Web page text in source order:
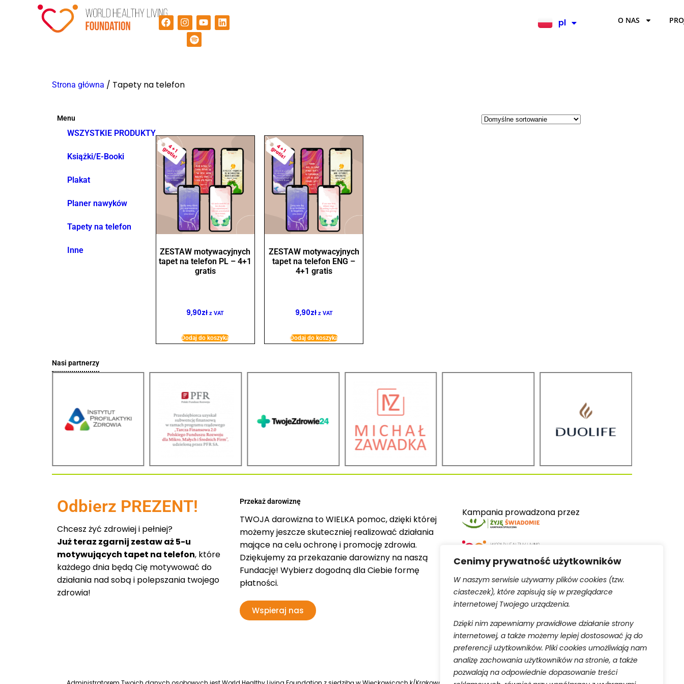
Cenimy prywatność użytkowników
W naszym serwisie używamy plików cookies (tzw.
ciasteczek), które zapisują się w przeglądarce
internetowej Twojego urządzenia.
Dzięki nim zapewniamy prawidłowe działanie strony
internetowej, a także możemy lepiej dostosować ją do
preferencji użytkowników. Pliki cookies umożliwiają nam
analizę zachowania użytkowników na stronie, a także
pozwalają na odpowiednie dopasowanie treści
pl
en O NAS
Strona główna / Tapety na telefon
Menu
WSZYSTKIE PRODUKTY
Książki/E-Booki
Plakat
Planer nawyków
Tapety na telefon
Inne
ZESTAW motywacyjnych
tapet na telefon PL – 4+1
gratis
9,90zł z VAT
Dodaj do koszyka
ZESTAW motywacyjnych
tapet na telefon ENG –
4+1 gratis
9,90zł z VAT
Dodaj do koszyka
Nasi partnerzy
Odbierz PREZENT!
Chcesz żyć zdrowiej i pełniej?
Już teraz zgarnij zestaw aż 5-u
motywujących tapet na telefon, które
każdego dnia będą Cię motywować do
działania nad sobą i polepszania twojego
zdrowia!
Przekaż darowiznę
TWOJA darowizna to WIELKA pomoc, dzięki której
możemy jeszcze skuteczniej realizować działania
mające na celu ochronę i promocję zdrowia.
Dziękujemy za przekazanie darowizny na naszą
Fundację! Wybierz dogodną dla Ciebie formę
płatności.
Wspieraj nas
Kampania prowadzona przez
Serwis obsługiwany przez